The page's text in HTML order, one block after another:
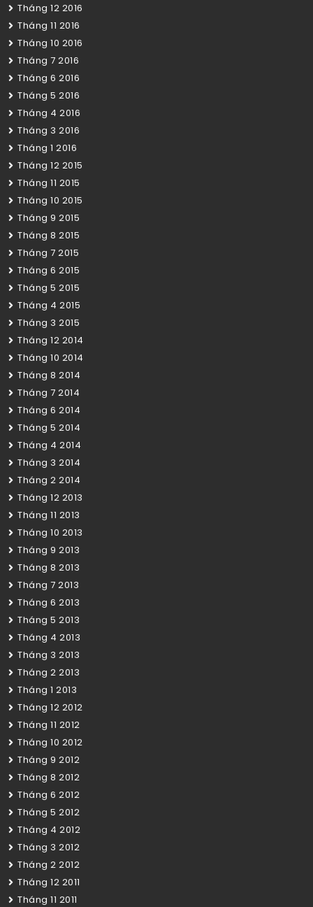
Tháng 12 2016
Tháng 11 2016
Tháng 10 2016
Tháng 7 2016
Tháng 6 2016
Tháng 5 2016
Tháng 4 2016
Tháng 3 2016
Tháng 1 2016
Tháng 12 2015
Tháng 11 2015
Tháng 10 2015
Tháng 9 2015
Tháng 8 2015
Tháng 7 2015
Tháng 6 2015
Tháng 5 2015
Tháng 4 2015
Tháng 3 2015
Tháng 12 2014
Tháng 10 2014
Tháng 8 2014
Tháng 7 2014
Tháng 6 2014
Tháng 5 2014
Tháng 4 2014
Tháng 3 2014
Tháng 2 2014
Tháng 12 2013
Tháng 11 2013
Tháng 10 2013
Tháng 9 2013
Tháng 8 2013
Tháng 7 2013
Tháng 6 2013
Tháng 5 2013
Tháng 4 2013
Tháng 3 2013
Tháng 2 2013
Tháng 1 2013
Tháng 12 2012
Tháng 11 2012
Tháng 10 2012
Tháng 9 2012
Tháng 8 2012
Tháng 6 2012
Tháng 5 2012
Tháng 4 2012
Tháng 3 2012
Tháng 2 2012
Tháng 12 2011
Tháng 11 2011